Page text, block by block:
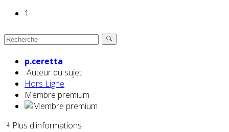
1
p.ceretta
Auteur du sujet
Hors Ligne
Membre premium
Plus d'informations